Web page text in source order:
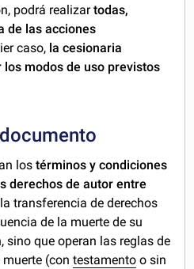
podrá realizartodas,
de las acciones
caso, la cesionaria
modos de uso previstos
los términos y condiciones
derechos de autor entre
transferencia de derechos
de la muerte de su
sino que operan las reglas de
muerte (contestamento o sin